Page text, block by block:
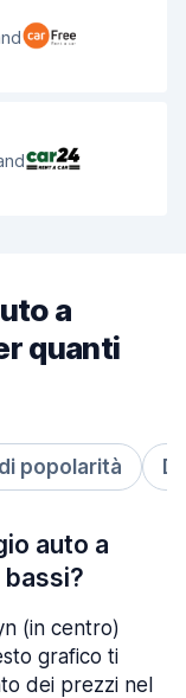
a
quanti
popolarità
auto a
(in centro)
grafico ti
dei prezzi nel